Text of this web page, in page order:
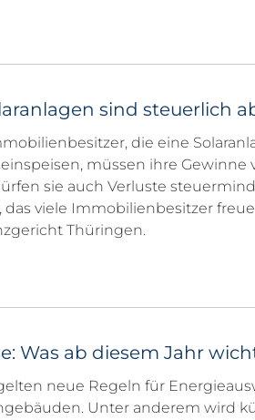
sind steuerlich
die eine
müssen ihre Gewinne
sie auch Verluste
das viele Immobilienbesitzer
Thüringen.
Was ab diesem Jahr
neue Regeln für
Unter anderem wird